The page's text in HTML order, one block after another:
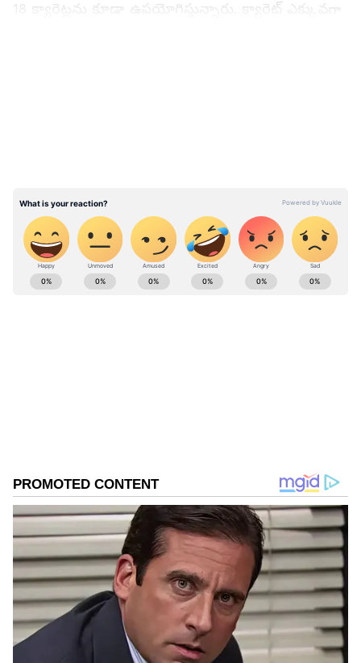
18 క్యారెట్లను కూడా ఉపయోగిస్తున్నారు. క్యారెట్ ఎక్కువగా
ద్వారా ఆభరణాలను తయారు చేస్తారు. 24 క్యారెట్ల
బంగారం స్వచ్ఛమైనది అలాగే దానితో బంగారు
ఆభరణాలు చేయలేరు. అందుకే చాలా మంది
దుకాణదారులు 22 క్యారెట్ల బంగారాన్ని విక్రయిస్తున్నారు.
ABOUT THE AUTHOR